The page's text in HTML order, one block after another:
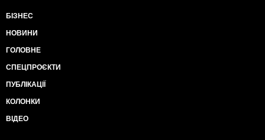
БІЗНЕС
НОВИНИ
ГОЛОВНЕ
СПЕЦПРОЄКТИ
ПУБЛІКАЦІЇ
КОЛОНКИ
ВІДЕО